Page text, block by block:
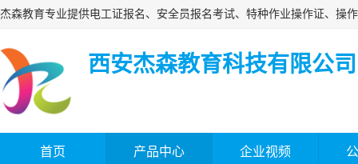
西安杰森教育科技有限公司
首页 产品中心 企业视频